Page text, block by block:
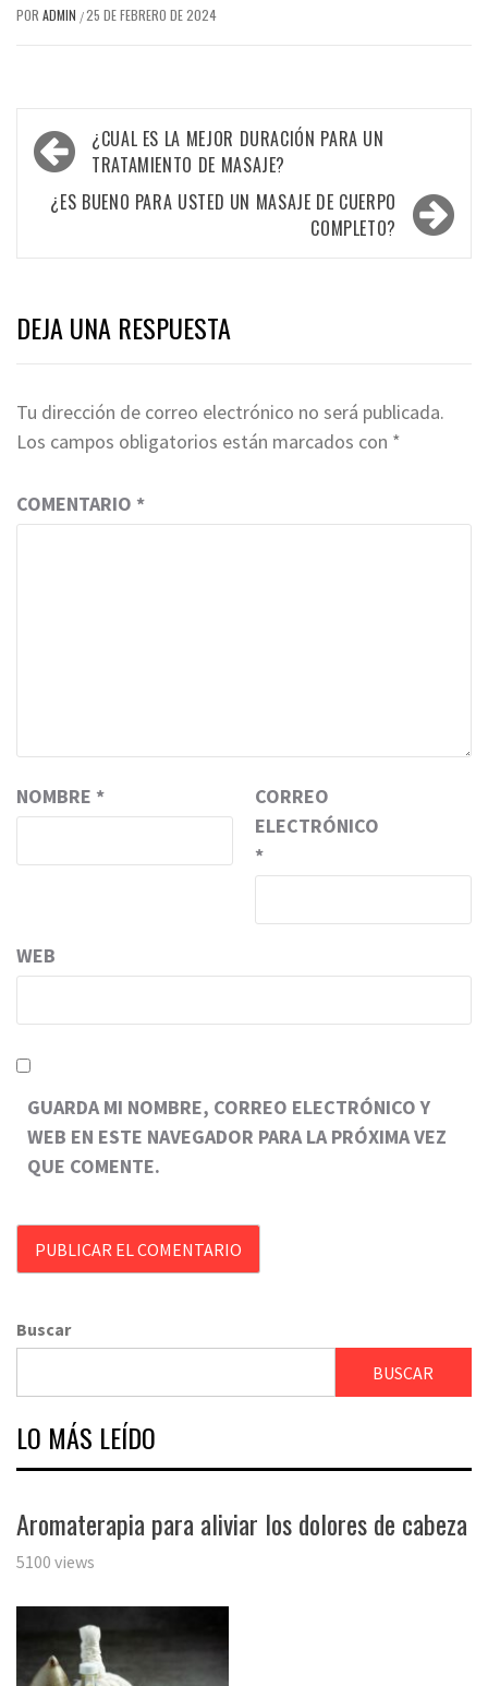
POR ADMIN /25 DE FEBRERO DE 2024
Navegación
de
entradas
¿CUAL ES LA MEJOR DURACIÓN PARA UN
TRATAMIENTO DE MASAJE?
¿ES BUENO PARA USTED UN MASAJE DE CUERPO
COMPLETO?
DEJA UNA RESPUESTA
Tu dirección de correo electrónico no será publicada.
Los campos obligatorios están marcados con *
COMENTARIO *
NOMBRE *
CORREO
ELECTRÓNICO
*
WEB
GUARDA MI NOMBRE, CORREO ELECTRÓNICO Y
WEB EN ESTE NAVEGADOR PARA LA PRÓXIMA VEZ
QUE COMENTE.
Buscar
BUSCAR
LO MÁS LEÍDO
Aromaterapia para aliviar los dolores de cabeza
5100 views